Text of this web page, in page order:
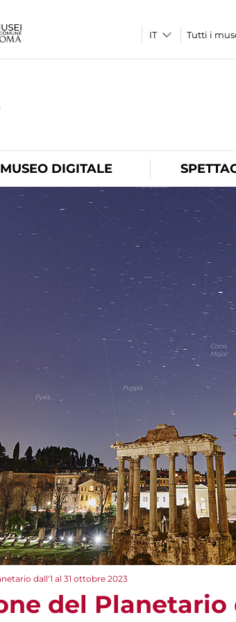
Tutti i
MUSEO DIGITALE
dall'1 al 31 ottobre 2023
del Planetario